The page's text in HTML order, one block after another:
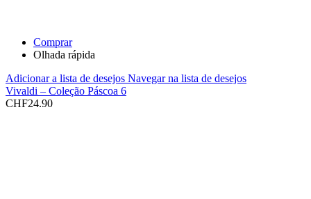
Comprar
Olhada rápida
Adicionar a lista de desejos Navegar na lista de desejos
Vivaldi – Coleção Páscoa 6
CHF24.90